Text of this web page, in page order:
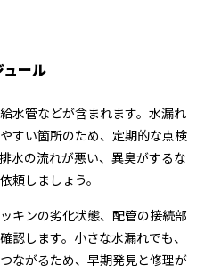
ール
水管などが含まれます。水漏れ
すい箇所のため、定期的な点検
水の流れが悪い、異臭がするな
頼しましょう。
キンの劣化状態、配管の接続部
認します。小さな水漏れでも、
ながるため、早期発見と修理が